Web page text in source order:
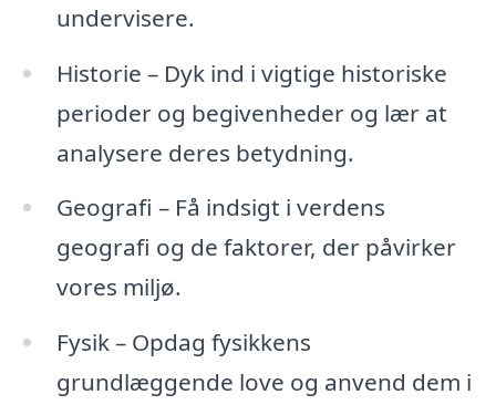
undervisere.
Historie – Dyk ind i vigtige historiske
perioder og begivenheder og lær at
analysere deres betydning.
Geografi – Få indsigt i verdens
geografi og de faktorer, der påvirker
vores miljø.
Fysik – Opdag fysikkens
grundlæggende love og anvend dem i